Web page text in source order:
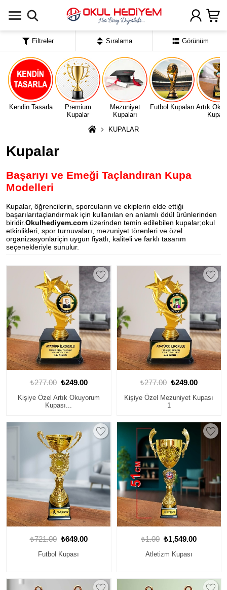
Kendin Tasarla
Premium
Kupalar
Mezuniyet
Kupaları
Futbol Kupaları Artık
KUPALAR
Kupalar
Başarıyı ve Emeği Taçlandıran Kupa
Modelleri
Kupalar, öğrencilerin, sporcuların ve ekiplerin elde ettiği
başarılarıtaçlandırmak için kullanılan en anlamlı ödül ürünlerinden
biridir.Okulhediyem.com üzerinden temin edilebilen kupalar;okul
etkinlikleri, spor turnuvaları, mezuniyet törenleri ve özel
organizasyonlariçin uygun fiyatlı, kaliteli ve farklı tasarım
seçenekleriyle sunulur.
₺277.00 ₺249.00
Kişiye Özel Artık Okuyorum
Kupası...
₺277.00 ₺249.00
Kişiye Özel Mezuniyet Kupası
1
₺721.00 ₺649.00
Futbol Kupası
₺1.00 ₺1,549.00
Atletizm Kupası
Filtreler Sıralama Görünüm
Uygulamada Aç